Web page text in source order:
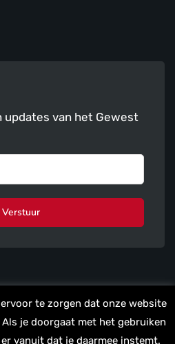
updates van het Gewest
Verstuur
te zorgen dat onze website
je doorgaat met het gebruiken
vanuit dat je daarmee instemt.